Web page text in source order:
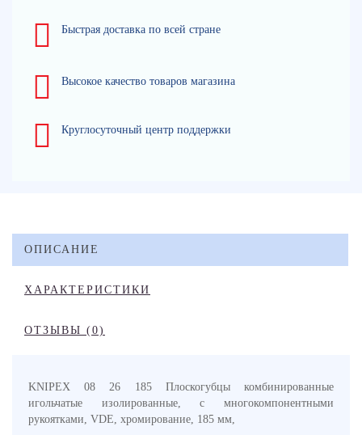
Быстрая доставка по всей стране
Высокое качество товаров магазина
Круглосуточный центр поддержки
ОПИСАНИЕ
ХАРАКТЕРИСТИКИ
ОТЗЫВЫ (0)
KNIPEX 08 26 185 Плоскогубцы комбинированные
игольчатые изолированные, с многокомпонентными
рукоятками, VDE, хромирование, 185 мм,